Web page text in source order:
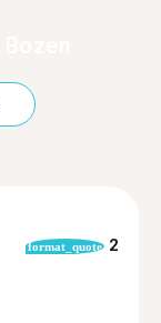
format_quote 2